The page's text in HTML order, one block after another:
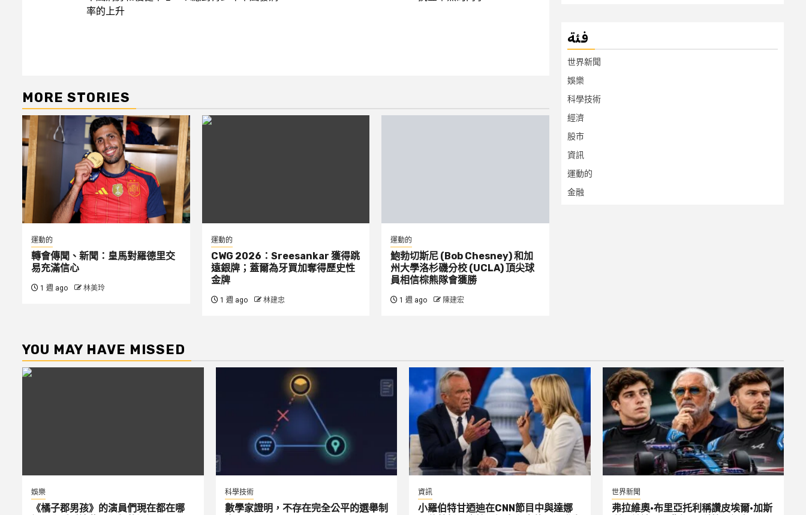
率的上升
MORE STORIES
運動的
轉會傳聞、新聞：皇馬對羅德里交
易充滿信心
1 週 ago 林美玲
運動的
CWG 2026：Sreesankar 獲得跳
遠銀牌；蓋爾為牙買加奪得歷史性
金牌
1 週 ago 林建忠
運動的
鮑勃切斯尼 (Bob Chesney) 和加
州大學洛杉磯分校 (UCLA) 頂尖球
員相信棕熊隊會獲勝
1 週 ago 陳建宏
فئة
世界新聞
娛樂
科學技術
經濟
股市
資訊
運動的
金融
YOU MAY HAVE MISSED
娛樂
《橘子郡男孩》的演員們現在都在哪
科學技術
數學家證明，不存在完全公平的選舉制
資訊
小羅伯特甘迺迪在CNN節目中與達娜
世界新聞
弗拉維奧·布里亞托利稱讚皮埃爾·加斯